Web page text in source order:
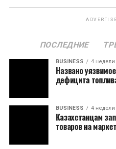
ПОСЛЕДНИЕ
BUSINESS 4 недели
Названо
дефицита
BUSINESS 4 недели
Казахстанцам
товаров на